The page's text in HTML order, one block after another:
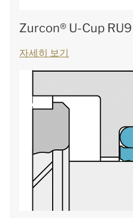
Zurcon® U-Cup RU9
자세히 보기